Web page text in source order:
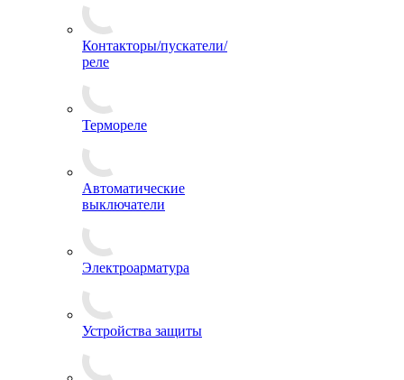
Контакторы/пускатели/
реле
Термореле
Автоматические
выключатели
Электроарматура
Устройства защиты